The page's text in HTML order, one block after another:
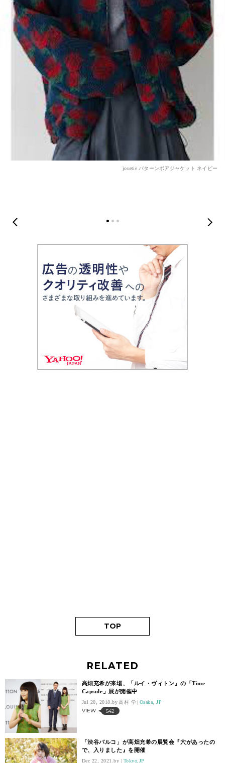
jouetie パターンボアジャケット ネイビー
TOP
RELATED
高畑充希が来場、「ルイ・ヴィトン」の「Time
Capsule」展が開催中
Jul 20, 2018. 高村 学 Osaka, JP
VIEW 542
「渋谷パルコ」が高畑充希の展覧会『穴があったの
で、入りました』を開催
Dec 22, 2021. Tokyo,JP